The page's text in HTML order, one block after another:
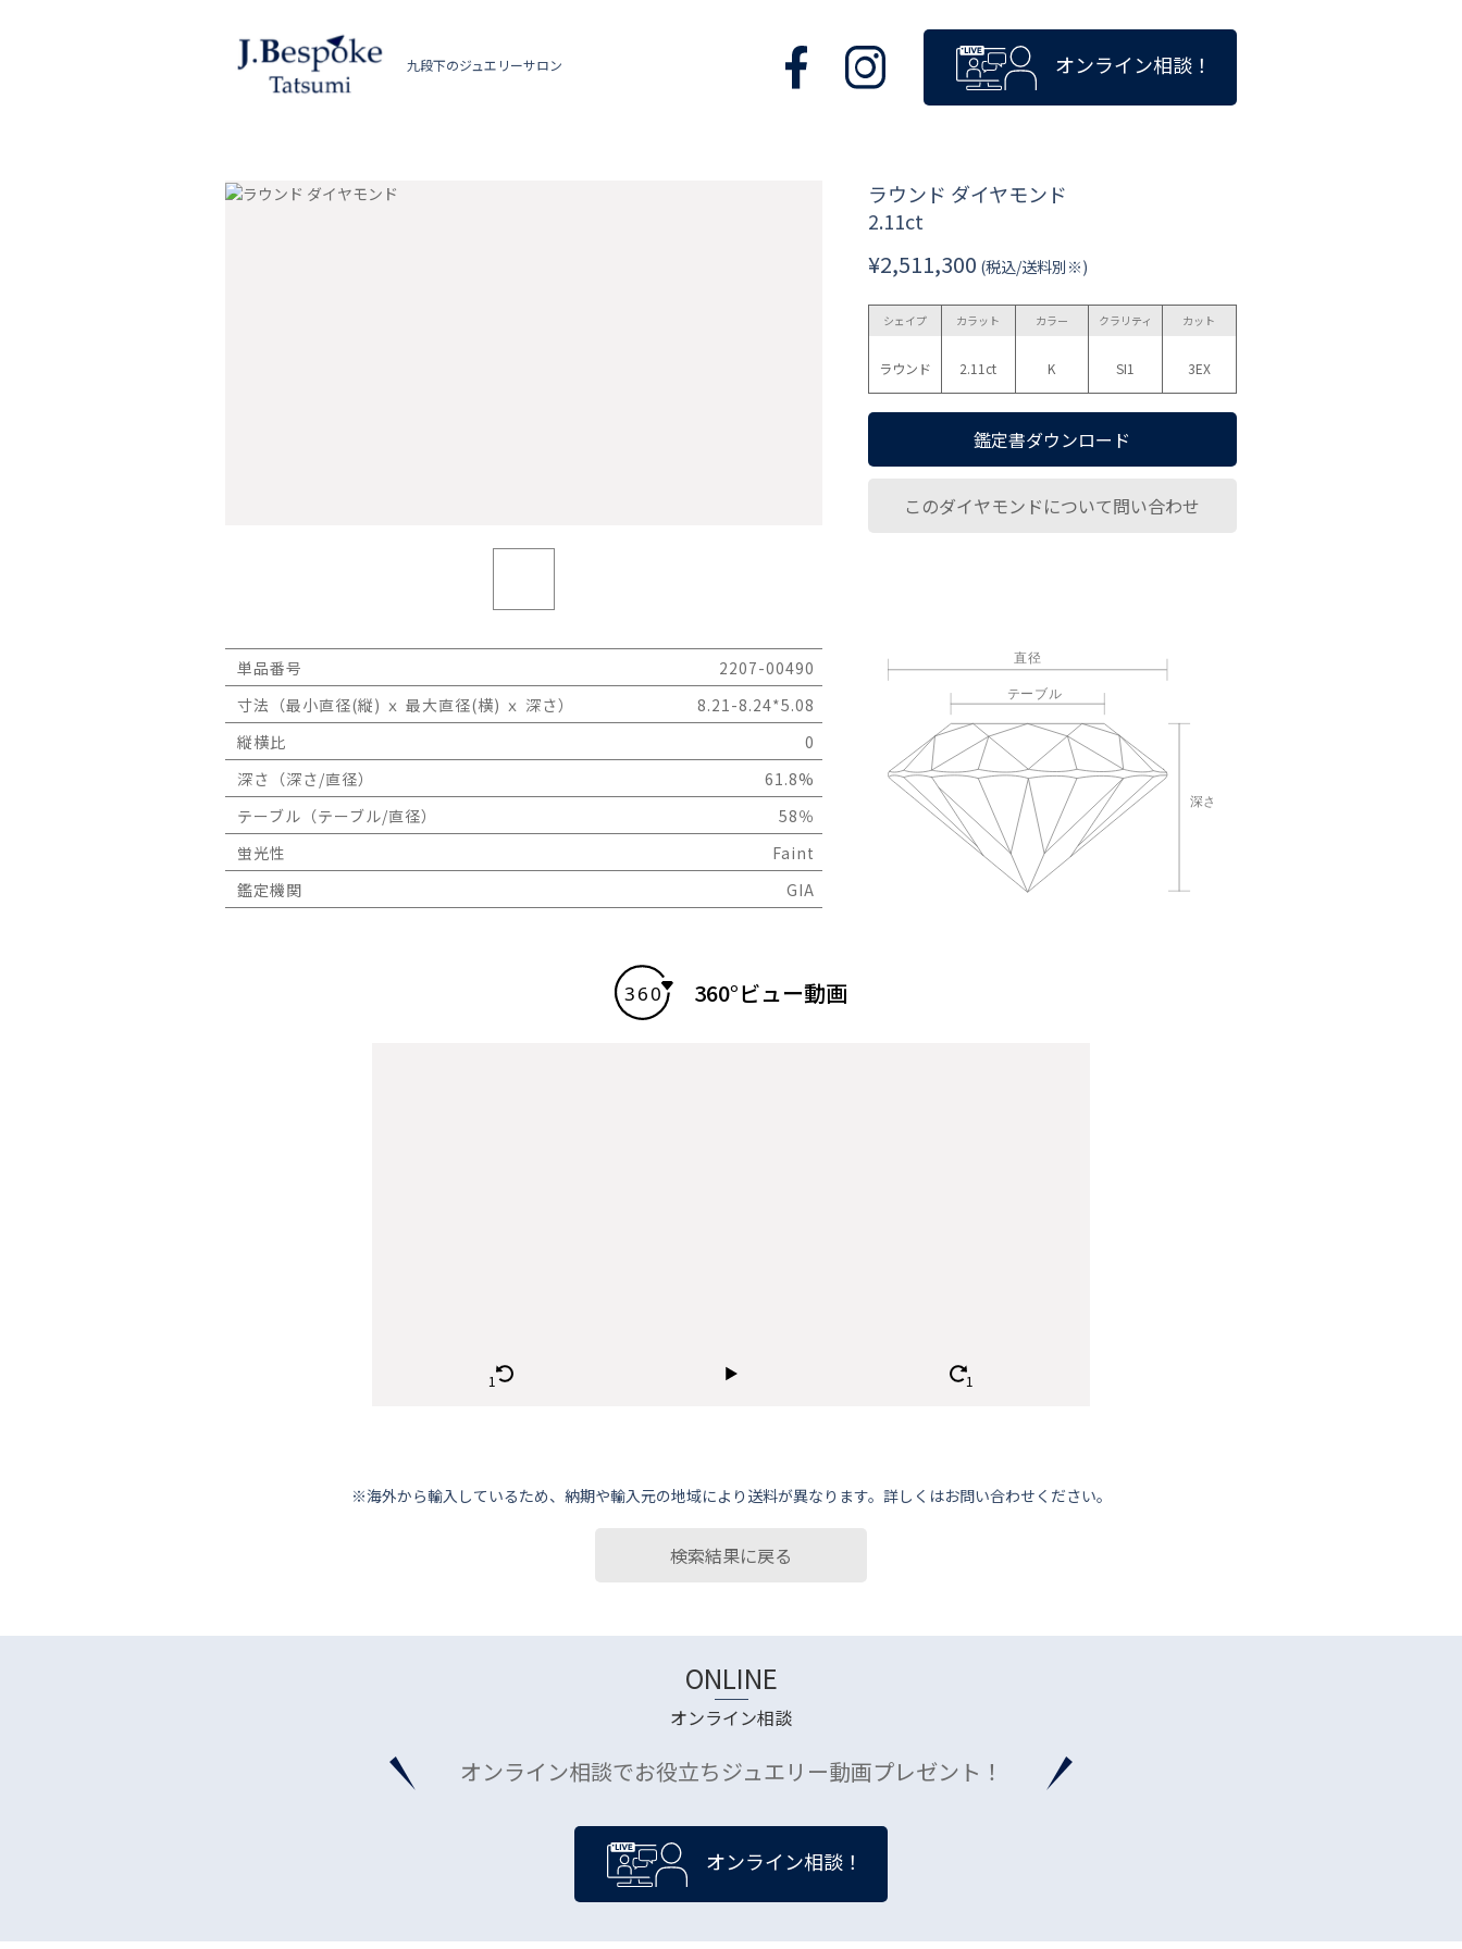
九段下のジュエリーサロン オンライン相談！
ラウンド ダイヤモンド
2.11ct
¥2,511,300 (税込/送料別※)
シェイプ
ラウンド
カラット
2.11ct
カラー
K
クラリティ
SI1
カット
3EX
鑑定書ダウンロード
このダイヤモンドについて問い合わせ
単品番号
2207-00490
寸法（最小直径(縦) ｘ 最大直径(横) ｘ 深さ）
8.21-8.24*5.08
縦横比
0
深さ（深さ/直径）
61.8%
テーブル（テーブル/直径）
58％
蛍光性
Faint
鑑定機関
GIA
360°ビュー動画
※海外から輸⼊しているため、納期や輸⼊元の地域により送料が異なります。詳しくはお問い合わせください。
検索結果に戻る
ONLINE
オンライン相談
オンライン相談でお役立ちジュエリー動画プレゼント！
オンライン相談！